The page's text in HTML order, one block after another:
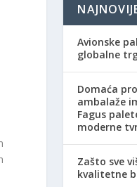
Avionske
globalne
Domaća
ambalaže
Fagus
moderne
Zašto sve
kvalitetne